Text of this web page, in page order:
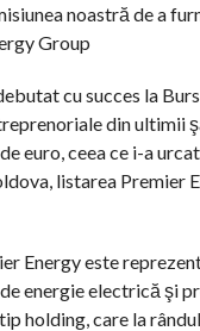
noastră de a
Group
cu succes la
din ultimii
euro, ceea ce i-a
listarea Premier
Energy este
energie electrică şi
holding, care la